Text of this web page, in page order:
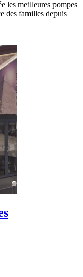
les meilleures pompes
des familles depuis